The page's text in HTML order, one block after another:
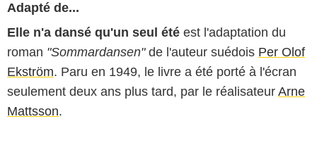
Adapté de...
Elle n'a dansé qu'un seul été est l'adaptation du
roman "Sommardansen"de l'auteur suédois Per Olof
Ekström. Paru en 1949, le livre a été porté à l'écran
seulement deux ans plus tard, par le réalisateur Arne
Mattsson.